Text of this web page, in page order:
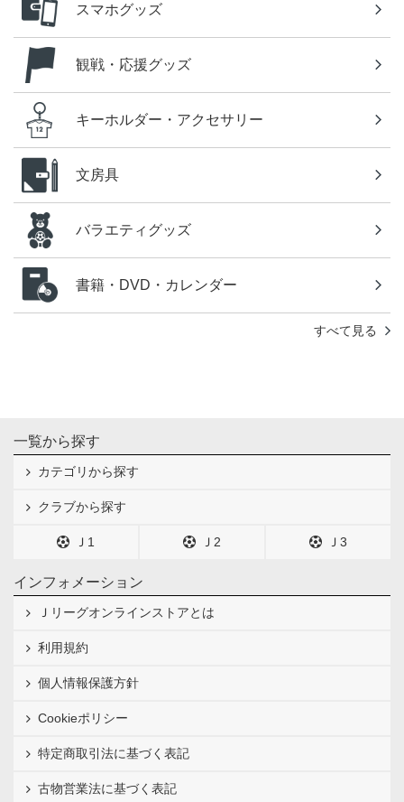
スマホグッズ
観戦・応援グッズ
キーホルダー・アクセサリー
文房具
バラエティグッズ
書籍・DVD・カレンダー
すべて見る
一覧から探す
カテゴリから探す
クラブから探す
Ｊ1 Ｊ2 Ｊ3
インフォメーション
Ｊリーグオンラインストアとは
利用規約
個人情報保護方針
Cookieポリシー
特定商取引法に基づく表記
古物営業法に基づく表記